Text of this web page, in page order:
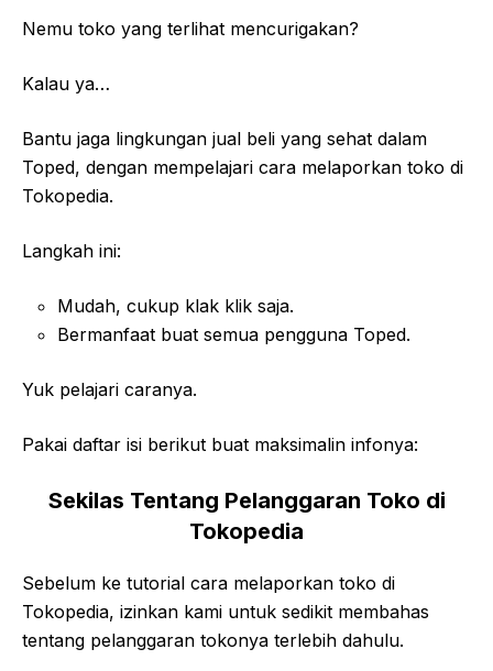
Nemu toko yang terlihat mencurigakan?
Kalau ya…
Bantu jaga lingkungan jual beli yang sehat dalam
Toped, dengan mempelajari cara melaporkan toko di
Tokopedia.
Langkah ini:
Mudah, cukup klak klik saja.
Bermanfaat buat semua pengguna Toped.
Yuk pelajari caranya.
Pakai daftar isi berikut buat maksimalin infonya:
Sekilas Tentang Pelanggaran Toko di
Tokopedia
Sebelum ke tutorial cara melaporkan toko di
Tokopedia, izinkan kami untuk sedikit membahas
tentang pelanggaran tokonya terlebih dahulu.